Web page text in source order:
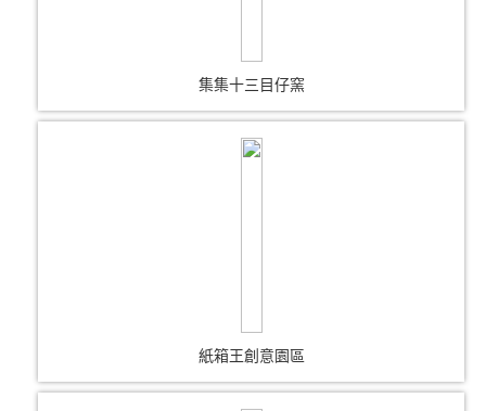
集集十三目仔窯
紙箱王創意園區